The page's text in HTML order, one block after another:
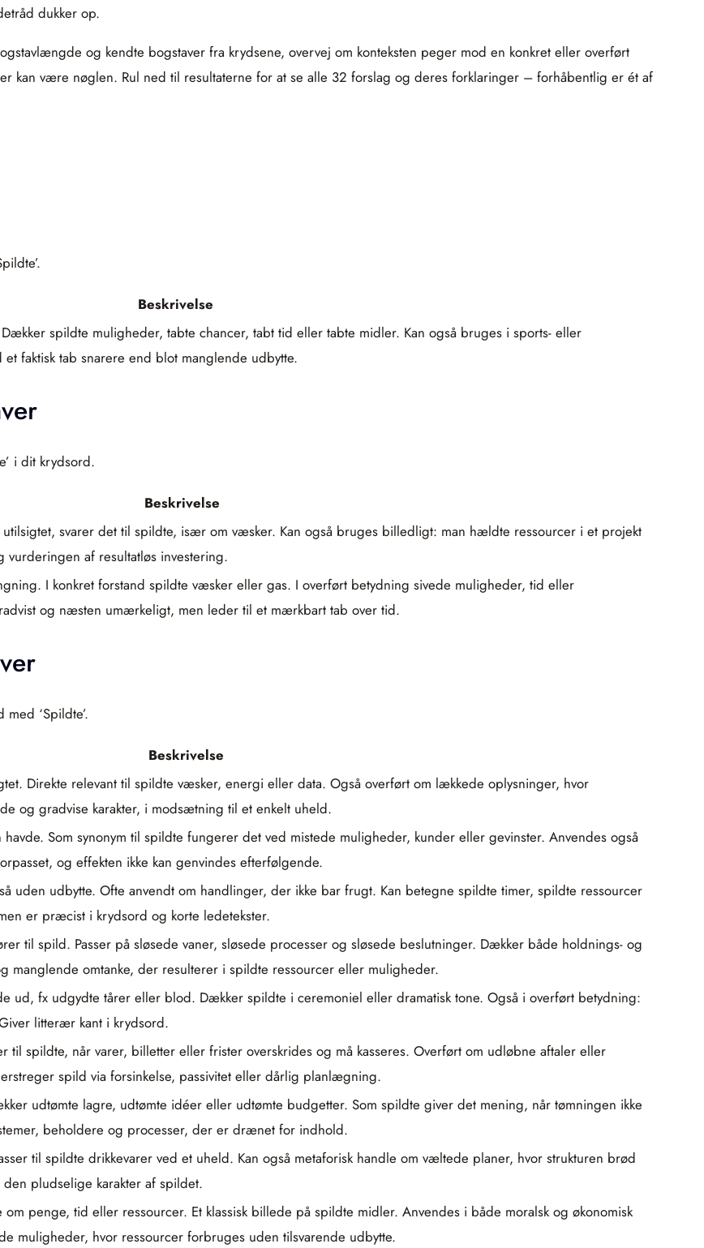
dukker op.
og kendte bogstaver fra krydsene, overvej om konteksten peger mod en konkret eller overført
kan være nøglen. Rul ned til resultaterne for at se alle 32 forslag og deres forklaringer – forhåbentlig er ét af
Beskrivelse
spildte muligheder, tabte chancer, tabt tid eller tabte midler. Kan også bruges i sports- eller
faktisk tab snarere end blot manglende udbytte.
i dit krydsord.
Beskrivelse
svarer det til spildte, især om væsker. Kan også bruges billedligt: man hældte ressourcer i et projekt
vurderingen af resultatløs investering.
I konkret forstand spildte væsker eller gas. I overført betydning sivede muligheder, tid eller
og næsten umærkeligt, men leder til et mærkbart tab over tid.
‘Spildte’.
Beskrivelse
Direkte relevant til spildte væsker, energi eller data. Også overført om lækkede oplysninger, hvor
og gradvise karakter, i modsætning til et enkelt uheld.
Som synonym til spildte fungerer det ved mistede muligheder, kunder eller gevinster. Anvendes også
og effekten ikke kan genvindes efterfølgende.
uden udbytte. Ofte anvendt om handlinger, der ikke bar frugt. Kan betegne spildte timer, spildte ressourcer
er præcist i krydsord og korte ledetekster.
til spild. Passer på sløsede vaner, sløsede processer og sløsede beslutninger. Dækker både holdnings- og
omtanke, der resulterer i spildte ressourcer eller muligheder.
ud, fx udgydte tårer eller blod. Dækker spildte i ceremoniel eller dramatisk tone. Også i overført betydning:
litterær kant i krydsord.
til spildte, når varer, billetter eller frister overskrides og må kasseres. Overført om udløbne aftaler eller
spild via forsinkelse, passivitet eller dårlig planlægning.
udtømte lagre, udtømte idéer eller udtømte budgetter. Som spildte giver det mening, når tømningen ikke
beholdere og processer, der er drænet for indhold.
til spildte drikkevarer ved et uheld. Kan også metaforisk handle om væltede planer, hvor strukturen brød
pludselige karakter af spildet.
penge, tid eller ressourcer. Et klassisk billede på spildte midler. Anvendes i både moralsk og økonomisk
muligheder, hvor ressourcer forbruges uden tilsvarende udbytte.